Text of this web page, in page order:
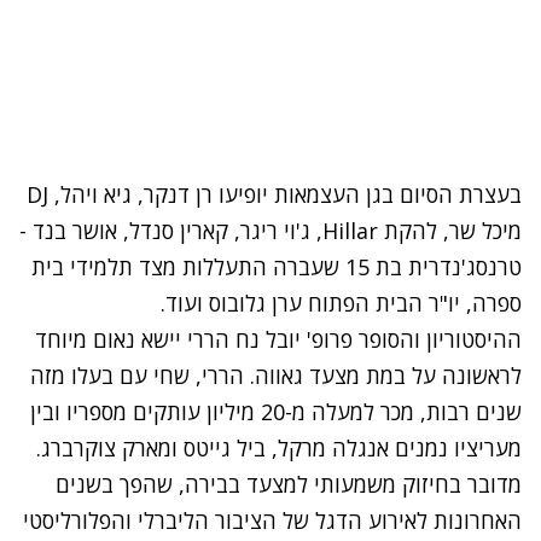
בעצרת הסיום בגן העצמאות יופיעו רן דנקר, גיא ויהל, DJ
מיכל שר, להקת Hillar, ג'וי ריגר, קארין סנדל, אושר בנד -
טרנסג'נדרית בת 15 שעברה התעללות מצד תלמידי בית
ספרה, יו"ר הבית הפתוח ערן גלובוס ועוד.
ההיסטוריון והסופר פרופ' יובל נח הררי יישא נאום מיוחד
לראשונה על במת מצעד גאווה. הררי, שחי עם בעלו מזה
שנים רבות, מכר למעלה מ-20 מיליון עותקים מספריו ובין
מעריציו נמנים אנגלה מרקל, ביל גייטס ומארק צוקרברג.
מדובר בחיזוק משמעותי למצעד בבירה, שהפך בשנים
האחרונות לאירוע הדגל של הציבור הליברלי והפלורליסטי